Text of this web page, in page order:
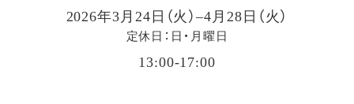
2026年3月24日（火）–4月28日（火）
定休日：日・月曜日
13:00-17:00